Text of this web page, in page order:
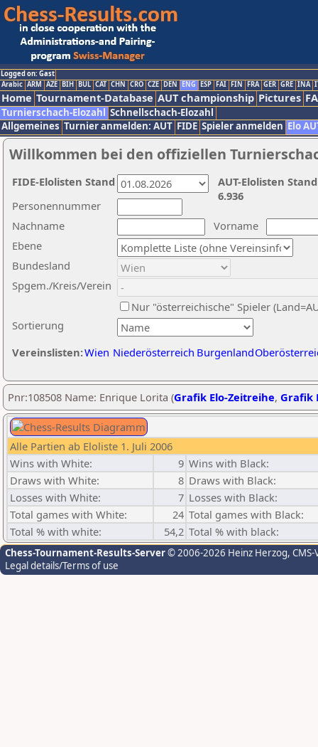
Logged on: Gast
Arabic ARM AZE BIH BUL CAT CHN CRO CZE DEN ENG ESP FAI FIN FRA GER GRE INA
Home Tournament-Database AUT championship Pictures
Turnierschach-Elozahl Schnellschach-Elozahl
Allgemeines Turnier anmelden: AUT FIDE Spieler anmelden Elo
Willkommen bei den offiziellen
Nachname
Vorname
Ebene
Sortierung
Personennummer
Bundesland
Spgem./Kreis/Verein
Nur "österreichische" Spieler
Vereinslisten:Wien Niederösterreich Burgenland
AUT-Elolisten
6.936
FIDE-Elolisten Stand
Pnr:108508 Name: Enrique Lorita (Grafik Elo-Zeitreihe, Grafik
Alle Partien ab Eloliste 1. Juli 2006
Wins with White:
9 Wins with Black:
Draws with White:
8 Draws with Black:
Losses with White:
7 Losses with Black:
Total games with White:
24 Total games with Black:
Total % with white:
54,2 Total % with black:
Chess-Tournament-Results-Server© 2006-2026 Heinz Herzog,
Legal details/Terms of use